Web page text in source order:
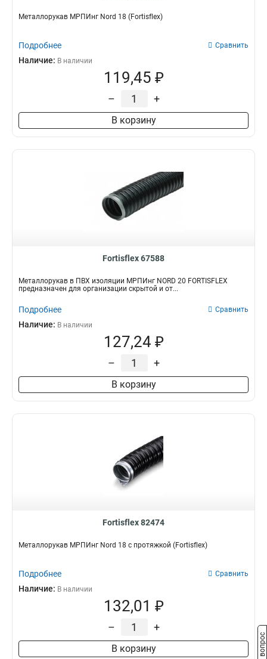
Металлорукав МРПИнг Nord 18 (Fortisflex)
Подробнее Сравнить
Наличие: В наличии
119,45 ₽
– +
В корзину
Fortisflex 67588
Металлорукав в ПВХ изоляции МРПИнг NORD 20 FORTISFLEX
предназначен для организации скрытой и от...
Подробнее Сравнить
Наличие: В наличии
127,24 ₽
– +
В корзину
Fortisflex 82474
Металлорукав МРПИнг Nord 18 с протяжкой (Fortisflex)
Подробнее Сравнить
Наличие: В наличии
132,01 ₽
– +
В корзину